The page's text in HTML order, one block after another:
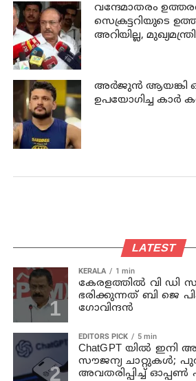
വന്ദേമാതരം
സെക്രട്ടറിയുടെ
അറിയില്ല,
അര്‍ജുന്‍ ആയങ്കി
ഉപയോഗിച്ച കാര്‍
LATEST
KERALA 1 min
കേരളത്തില്‍ വി ഡി
ഭരിക്കുന്നത് ബി ജെ
ഗോവിന്ദന്‍
EDITORS PICK 5 min
ChatGPT യിൽ ഇനി
സൗജന്യ ചാറ്റുകൾ;
അവതരിപ്പിച്ച്